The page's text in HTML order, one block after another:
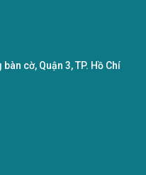
cờ, Quận 3, TP. Hồ Chí